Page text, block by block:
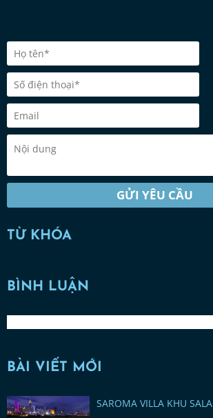
GỬI YÊU CẦU
TỪ KHÓA
BÌNH LUẬN
BÀI VIẾT MỚI
SAROMA VILLA KHU SALA